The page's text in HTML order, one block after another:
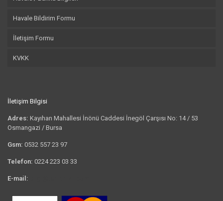
Havale Bildirim Formu
İletişim Formu
KVKK
İletişim Bilgisi
Adres: Kayıhan Mahallesi İnönü Caddesi İnegöl Çarşısı No: 14 / 53
Osmangazi / Bursa
Gsm: 0532 557 23 97
Telefon: 0224 223 03 33
E-mail: